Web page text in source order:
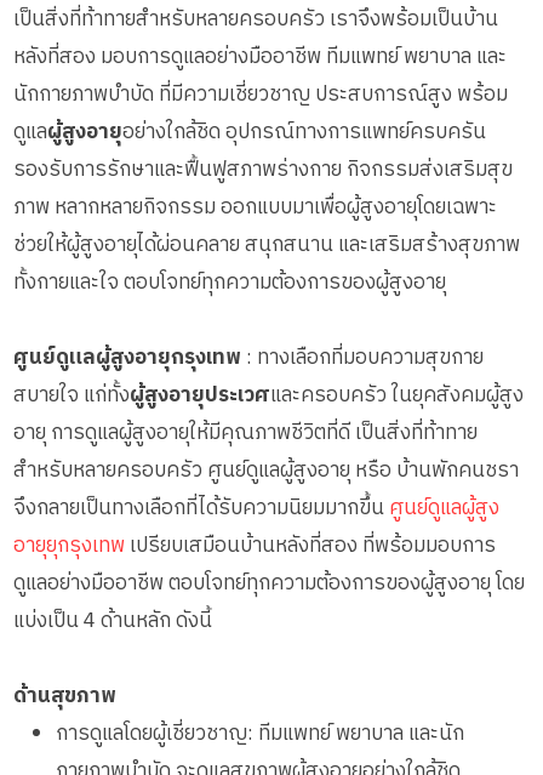
เป็นสิ่งที่ท้าทายสำหรับหลายครอบครัว เราจึงพร้อมเป็นบ้าน
หลังที่สอง มอบการดูแลอย่างมืออาชีพ ทีมแพทย์ พยาบาล และ
นักกายภาพบำบัด ที่มีความเชี่ยวชาญ ประสบการณ์สูง พร้อม
ดูแลผู้สูงอายุอย่างใกล้ชิด อุปกรณ์ทางการแพทย์ครบครัน
รองรับการรักษาและฟื้นฟูสภาพร่างกาย กิจกรรมส่งเสริมสุข
ภาพ หลากหลายกิจกรรม ออกแบบมาเพื่อผู้สูงอายุโดยเฉพาะ
ช่วยให้ผู้สูงอายุได้ผ่อนคลาย สนุกสนาน และเสริมสร้างสุขภาพ
ทั้งกายและใจ ตอบโจทย์ทุกความต้องการของผู้สูงอายุ
ศูนย์ดูแลผู้สูงอายุกรุงเทพ : ทางเลือกที่มอบความสุขกาย
สบายใจ แก่ทั้งผู้สูงอายุประเวศและครอบครัว ในยุคสังคมผู้สูง
อายุ การดูแลผู้สูงอายุให้มีคุณภาพชีวิตที่ดี เป็นสิ่งที่ท้าทาย
สำหรับหลายครอบครัว ศูนย์ดูแลผู้สูงอายุ หรือ บ้านพักคนชรา
จึงกลายเป็นทางเลือกที่ได้รับความนิยมมากขึ้นศูนย์ดูแลผู้สูง
อายุยุกรุงเทพเปรียบเสมือนบ้านหลังที่สอง ที่พร้อมมอบการ
ดูแลอย่างมืออาชีพ ตอบโจทย์ทุกความต้องการของผู้สูงอายุ โดย
แบ่งเป็น 4 ด้านหลัก ดังนี้
ด้านสุขภาพ
การดูแลโดยผู้เชี่ยวชาญ: ทีมแพทย์ พยาบาล และนัก